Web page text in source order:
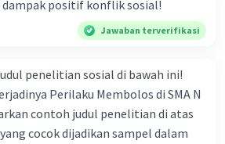
positif konflik sosial!
Jawaban terverifikasi
penelitian sosial di bawah ini!
Perilaku Membolos di SMA N
cocok dijadikan sampel dalam